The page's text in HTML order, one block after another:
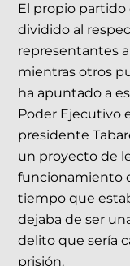
El propio
dividido al
representantes
mientras otros
ha apuntado a
Poder Ejecutivo
presidente
un proyecto de
funcionamiento
tiempo que
dejaba de ser
delito que sería
prisión.